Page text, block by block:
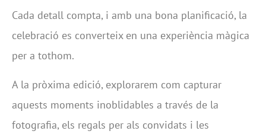
Cada detall compta, i amb una bona planificació, la
celebració es converteix en una experiència màgica
per a tothom.
A la pròxima edició, explorarem com capturar
aquests moments inoblidables a través de la
fotografia, els regals per als convidats i les